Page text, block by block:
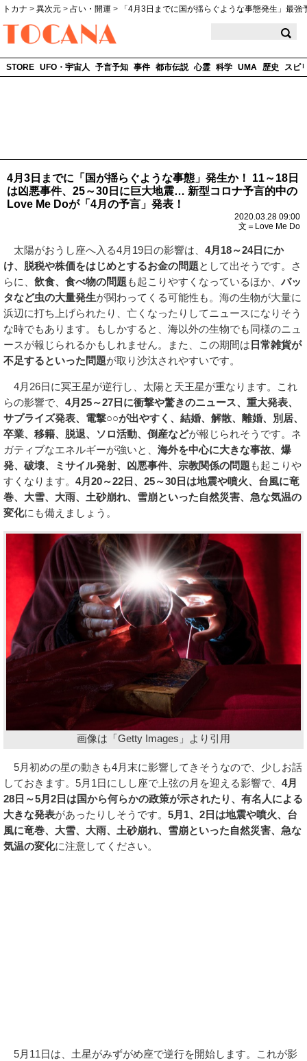
トカナ > 異次元 > 占い・開運 >
「4月3日までに国が揺らぐような事態発生」最強
STORE UFO・宇宙人 予言予知 事件 都市伝説 心霊 科学 UMA 歴史 スピ
4月3日までに「国が揺らぐような事態」発生か！ 11～18日
は凶悪事件、25～30日に巨大地震… 新型コロナ予言的中の
Love Me Doが「4月の予言」発表！
2020.03.28 09:00
文＝Love Me Do
太陽がおうし座へ入る4月19日の影響は、 4月18～24日にか
け、脱税や株価をはじめとするお金の問題として出そうです。さ
らに、 飲食、食べ物の問題 も起こりやすくなっているほか、 バッ
タなど虫の大量発生が関わってくる可能性も。海の生物が大量に
浜辺に打ち上げられたり、亡くなったりしてニュースになりそう
な時でもあります。もしかすると、海以外の生物でも同様のニュ
ースが報じられるかもしれません。また、この期間は 日常雑貨が
不足するといった問題が取り沙汰されやすいです。
4月26日に冥王星が逆行し、太陽と天王星が重なります。これ
らの影響で、 4月25～27日に衝撃や驚きのニュース、重大発表、
サプライズ発表、電撃○○が出やすく、結婚、解散、離婚、別居、
卒業、移籍、脱退、ソロ活動、倒産などが報じられそうです。ネ
ガティブなエネルギーが強いと、 海外を中心に大きな事故、爆
発、破壊、ミサイル発射、凶悪事件、宗教関係の問題 も起こりや
すくなります。 4月20～22日、25～30日は地震や噴火、台風に竜
巻、大雪、大雨、土砂崩れ、雪崩といった自然災害、急な気温の
変化にも備えましょう。
画像は「Getty Images」より引用
5月初めの星の動きも4月末に影響してきそうなので、少しお話
しておきます。5月1日にしし座で上弦の月を迎える影響で、 4月
28日～5月2日は国から何らかの政策が示されたり、有名人による
大きな発表があったりしそうです。 5月1、2日は地震や噴火、台
風に竜巻、大雪、大雨、土砂崩れ、雪崩といった自然災害、急な
気温の変化に注意してください。
5月11日は、土星がみずがめ座で逆行を開始します。これが影